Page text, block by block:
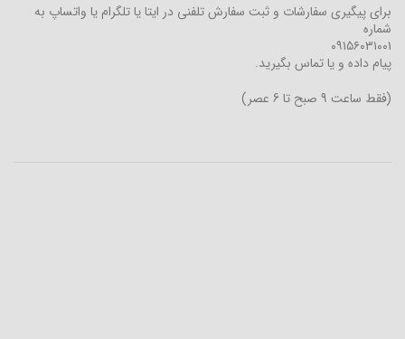
برای پیگیری سفارشات و ثبت سفارش تلفنی در ایتا یا تلگرام یا واتساپ به
شماره
۰۹۱۵۶۰۳۱۰۰۱
پیام داده و یا تماس بگیرید.
(فقط ساعت 9 صبح تا 6 عصر)